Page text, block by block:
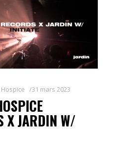
31 mars 2023
X JARDIN W/